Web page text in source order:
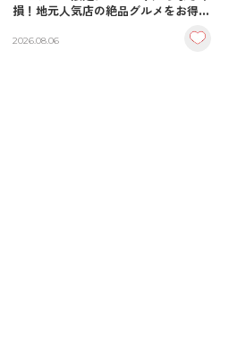
損！地元人気店の絶品グルメをお得に
2026.08.06